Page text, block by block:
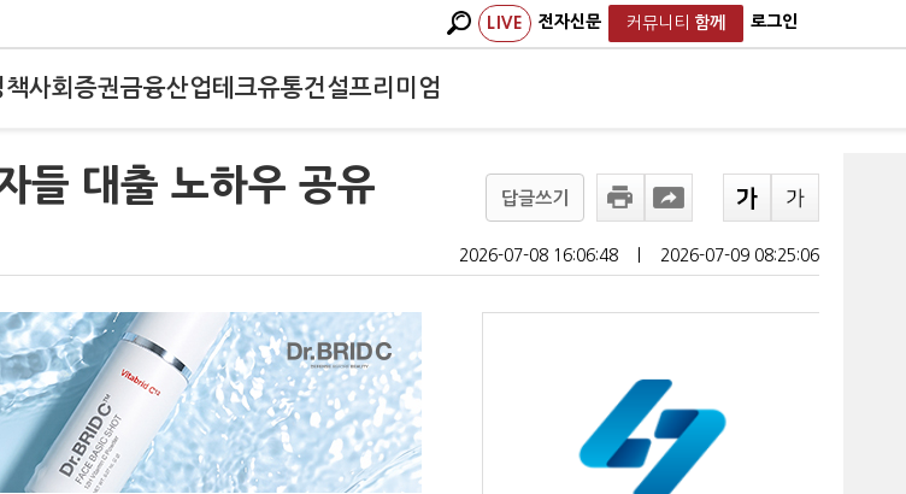
LIVE 전자신문 커뮤니티 함께 로그인
책사회 증권금융산업테크유통건설프리미엄
들 대출 노하우 공유 답글쓰기
2026-07-08 16:06:48 2026-07-09 08:25:06